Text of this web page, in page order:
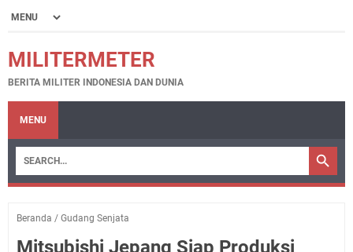
MILITERMETER
BERITA MILITER INDONESIA DAN DUNIA
MENU
Beranda / Gudang Senjata
Mitsubishi Jepang Siap Produksi